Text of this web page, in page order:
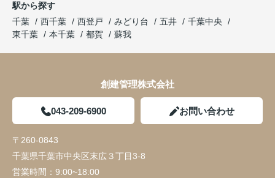
駅から探す
千葉
西千葉 西登戸 みどり台 五井
千葉中央
東千葉
本千葉 都賀 蘇我
創建管理株式会社
043-209-6900 お問い合わせ
〒260-0843
千葉県千葉市中央区末広３丁目3-8
営業時間： 9:00~18:00